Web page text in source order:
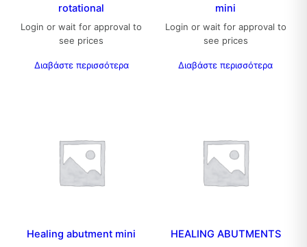
rotational
Login or wait for approval to
see prices
Διαβάστε περισσότερα
mini
Login or wait for approval to
see prices
Διαβάστε περισσότερα
Healing abutment mini HEALING ABUTMENTS